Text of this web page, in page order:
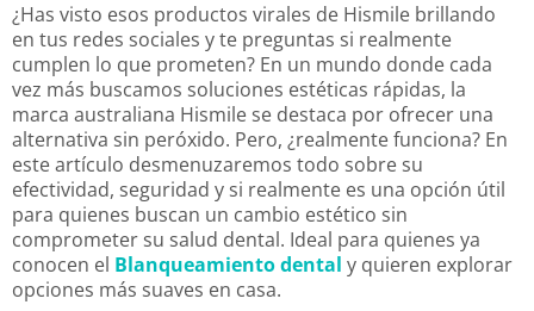
¿Has visto esos productos virales de Hismile brillando
en tus redes sociales y te preguntas si realmente
cumplen lo que prometen? En un mundo donde cada
vez más buscamos soluciones estéticas rápidas, la
marca australiana Hismile se destaca por ofrecer una
alternativa sin peróxido. Pero, ¿realmente funciona? En
este artículo desmenuzaremos todo sobre su
efectividad, seguridad y si realmente es una opción útil
para quienes buscan un cambio estético sin
comprometer su salud dental. Ideal para quienes ya
conocen el Blanqueamiento dental y quieren explorar
opciones más suaves en casa.